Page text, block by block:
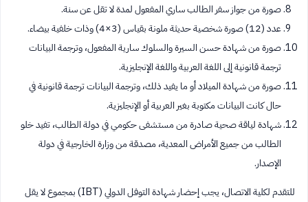
صورة من جواز سفر الطالب ساري المفعول لمدة لا تقل عن سنة.
عدد (12) صورة شخصية حديثة ملونة بقياس (3×4) وذات خلفية بيضاء.
صورة من شهادة حسن السيرة والسلوك سارية المفعول، وترجمة البيانات
ترجمة قانونية إلى اللغة العربية واللغة الإنجليزية.
صورة من شهادة الميلاد أو ما يفيد ذلك، وترجمة البيانات ترجمة قانونية في
حال كانت البيانات مكتوبة بغير العربية أو الإنجليزية.
شهادة لياقة صحية صادرة من مستشفى حكومي في دولة الطالب، تفيد خلو
الطالب من جميع الأمراض المعدية، مصدقة من وزارة الخارجية في دولة
الإصدار.
للتقدم لكلية الاتصال، يجب إحضار شهادة التوفل الدولي (IBT) بمجموع لا يقل